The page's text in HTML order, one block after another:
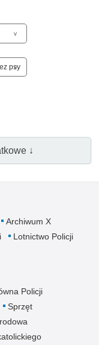
↓
Archiwum X
Lotnictwo Policji
Policji
Sprzęt